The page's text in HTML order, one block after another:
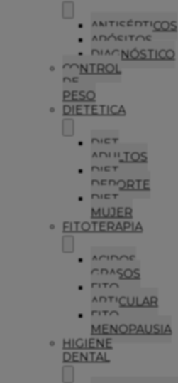
ANTISÉPTICOS
APÓSITOS
DIAGNÓSTICO
CONTROL
DE
PESO
DIETETICA
DIET
ADULTOS
DIET
DEPORTE
DIET
MUJER
FITOTERAPIA
ACIDOS
GRASOS
FITO
ARTICULAR
FITO
MENOPAUSIA
HIGIENE
DENTAL